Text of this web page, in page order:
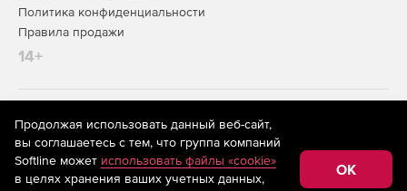
Политика конфиденциальности
Правила продажи
14+
На информационном ресурсе store.softline.ru применяются
рекомендательные технологии
(информационные технологии
предоставления информации на основе сбора,
систематизации и анализа сведений, относящихся к
предпочтениям пользователей сети «Интернет»,
Продолжая использовать данный веб-сайт,
вы соглашаетесь с тем, что группа компаний
Softline может использовать файлы «cookie»
в целях хранения ваших учетных данных,
OK